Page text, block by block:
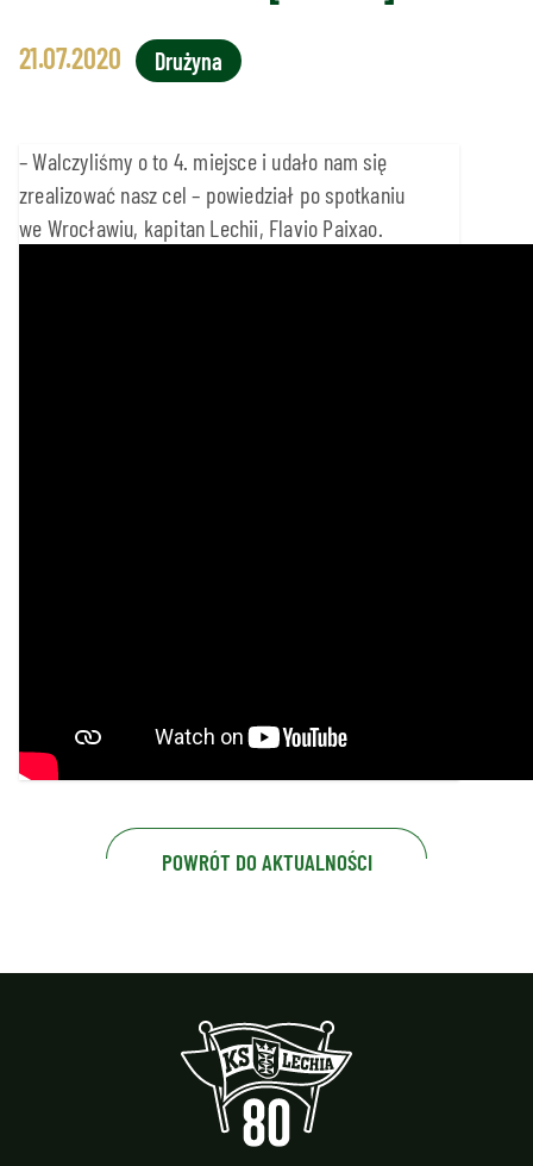
21.07.2020 Drużyna
– Walczyliśmy o to 4. miejsce i udało nam się
zrealizować nasz cel – powiedział po spotkaniu
we Wrocławiu, kapitan Lechii, Flavio Paixao.
POWRÓT DO AKTUALNOŚCI